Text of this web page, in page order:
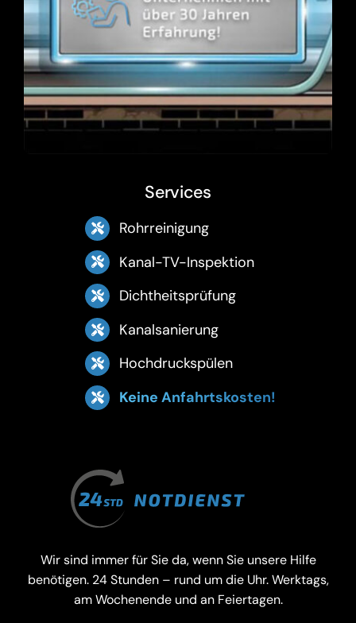
Services
Rohrreinigung
Kanal-TV-Inspektion
Dichtheitsprüfung
Kanalsanierung
Hochdruckspülen
Keine Anfahrtskosten!
Wir sind immer für Sie da, wenn Sie unsere Hilfe
benötigen. 24 Stunden – rund um die Uhr. Werktags,
am Wochenende und an Feiertagen.